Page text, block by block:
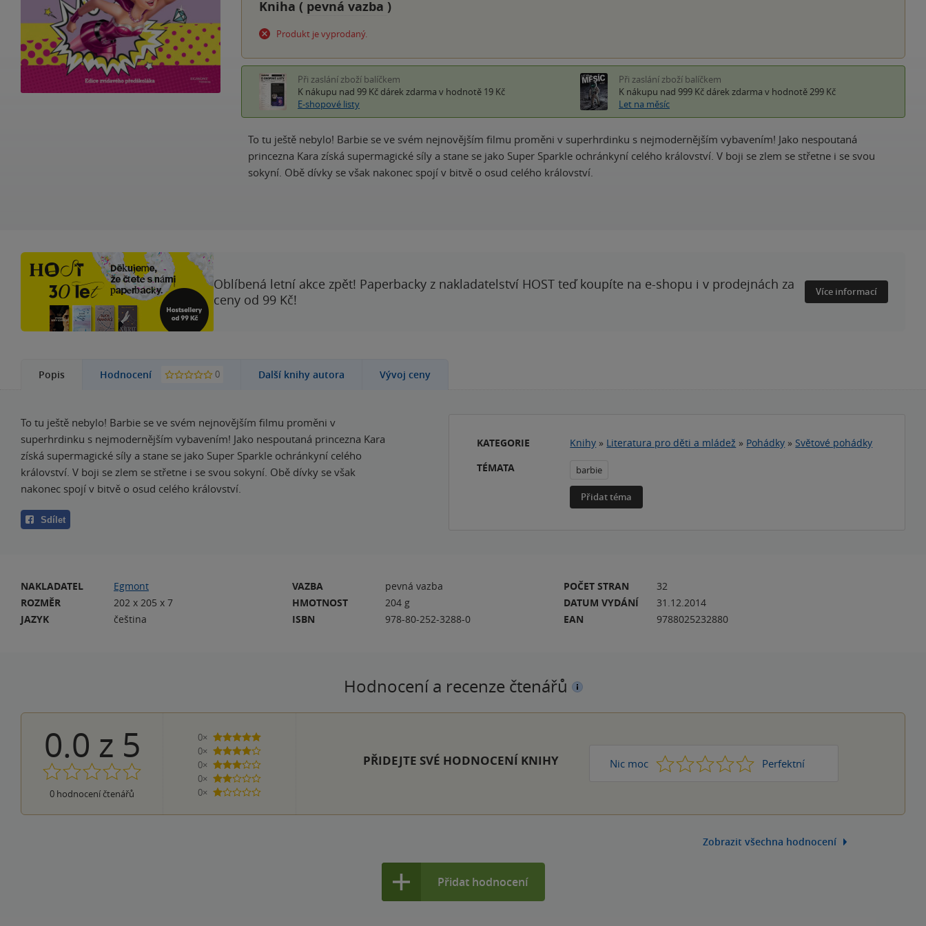
Kniha ( pevná vazba )
Produkt je vyprodaný.
Při zaslání zboží balíčkem
K nákupu nad 99 Kč dárek zdarma v hodnotě 19 Kč
E-shopové listy
Při zaslání zboží balíčkem
K nákupu nad 999 Kč dárek zdarma v hodnotě 299 Kč
Let na měsíc
To tu ještě nebylo! Barbie se ve svém nejnovějším filmu proměni v superhrdinku s nejmodernějším vybavením! Jako nespoutaná
princezna Kara získá supermagické síly a stane se jako Super Sparkle ochránkyní celého království. V boji se zlem se střetne i se svou
sokyní. Obě dívky se však nakonec spojí v bitvě o osud celého království.
Oblíbená letní akce zpět! Paperbacky z nakladatelství HOST teď koupíte na e-shopu i v prodejnách za
ceny od 99 Kč!
Více informací
Popis Hodnocení 0 Další knihy autora Vývoj ceny
To tu ještě nebylo! Barbie se ve svém nejnovějším filmu proměni v
superhrdinku s nejmodernějším vybavením! Jako nespoutaná princezna Kara
získá supermagické síly a stane se jako Super Sparkle ochránkyní celého
království. V boji se zlem se střetne i se svou sokyní. Obě dívky se však
nakonec spojí v bitvě o osud celého království.
Sdílet
KATEGORIE Knihy » Literatura pro děti a mládež » Pohádky » Světové pohádky
TÉMATA
barbie
Přidat téma
NAKLADATEL
Egmont
ROZMĚR
202 x 205 x 7
JAZYK
čeština
VAZBA
pevná vazba
HMOTNOST
204 g
ISBN
978-80-252-3288-0
POČET STRAN
32
DATUM VYDÁNÍ
31.12.2014
EAN
9788025232880
Hodnocení a recenze čtenářů
0.0 z 5
0 hodnocení čtenářů
0×
5 hvězdiček
0×
4 hvězdičky
0×
3 hvězdičky
0×
2 hvězdičky
0×
1 hvezdička
PŘIDEJTE SVÉ HODNOCENÍ KNIHY Nic moc 1 2 3 4 Perfektní
5
Zobrazit všechna hodnocení
Přidat hodnocení